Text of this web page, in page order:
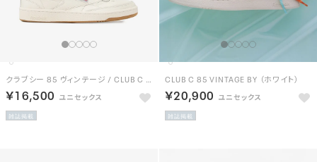
クラブシー 85 ヴィンテージ / CLUB C 85 VINTAGE （チョーク/ブラック）
￥16,500
雑誌掲載
CLUB C 85 VINTAGE BY （ホワイト）
￥20,900
雑誌掲載